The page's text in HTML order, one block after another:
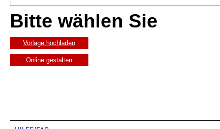
Bitte wählen Sie
Vorlage hochladen
Online gestalten